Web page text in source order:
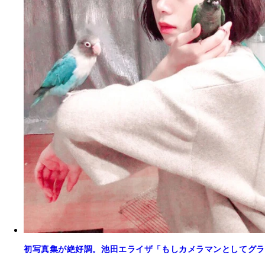
初写真集が絶好調。池田エライザ「もしカメラマンとしてグラ